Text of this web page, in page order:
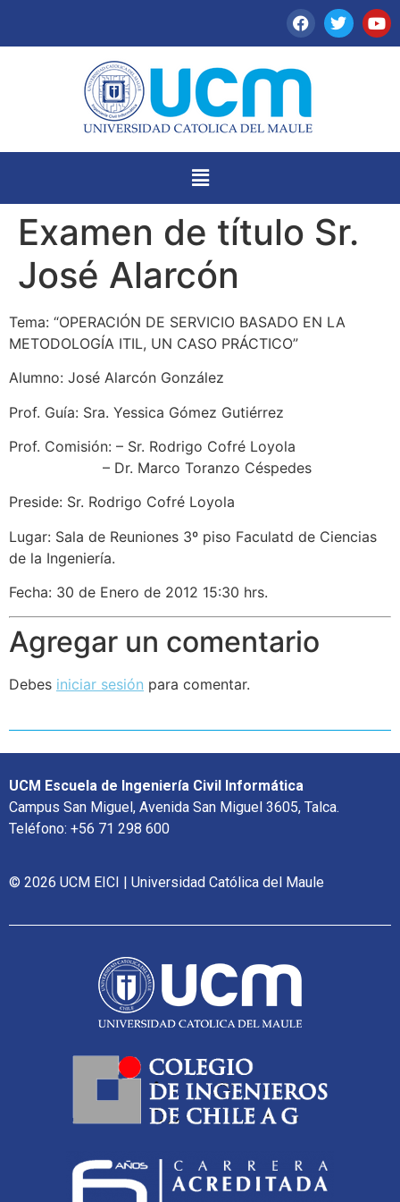
Examen de título Sr.
José Alarcón
Tema: “OPERACIÓN DE SERVICIO BASADO EN LA
METODOLOGÍA ITIL, UN CASO PRÁCTICO”
Alumno: José Alarcón González
Prof. Guía: Sra. Yessica Gómez Gutiérrez
Prof. Comisión: – Sr. Rodrigo Cofré Loyola
– Dr. Marco Toranzo Céspedes
Preside: Sr. Rodrigo Cofré Loyola
Lugar: Sala de Reuniones 3º piso Faculatd de Ciencias
de la Ingeniería.
Fecha: 30 de Enero de 2012 15:30 hrs.
Agregar un comentario
Debes iniciar sesión para comentar.
UCM Escuela de Ingeniería Civil Informática
Campus San Miguel, Avenida San Miguel 3605, Talca.
Teléfono: +56 71 298 600
© 2026 UCM EICI | Universidad Católica del Maule